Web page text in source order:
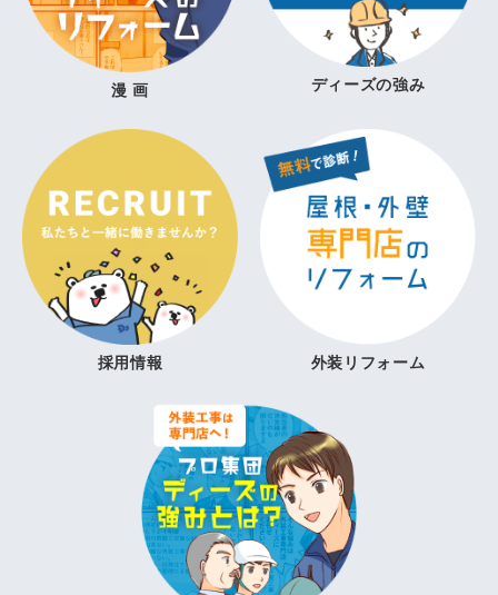
漫 画 ディーズの強み
採用情報 外装リフォーム